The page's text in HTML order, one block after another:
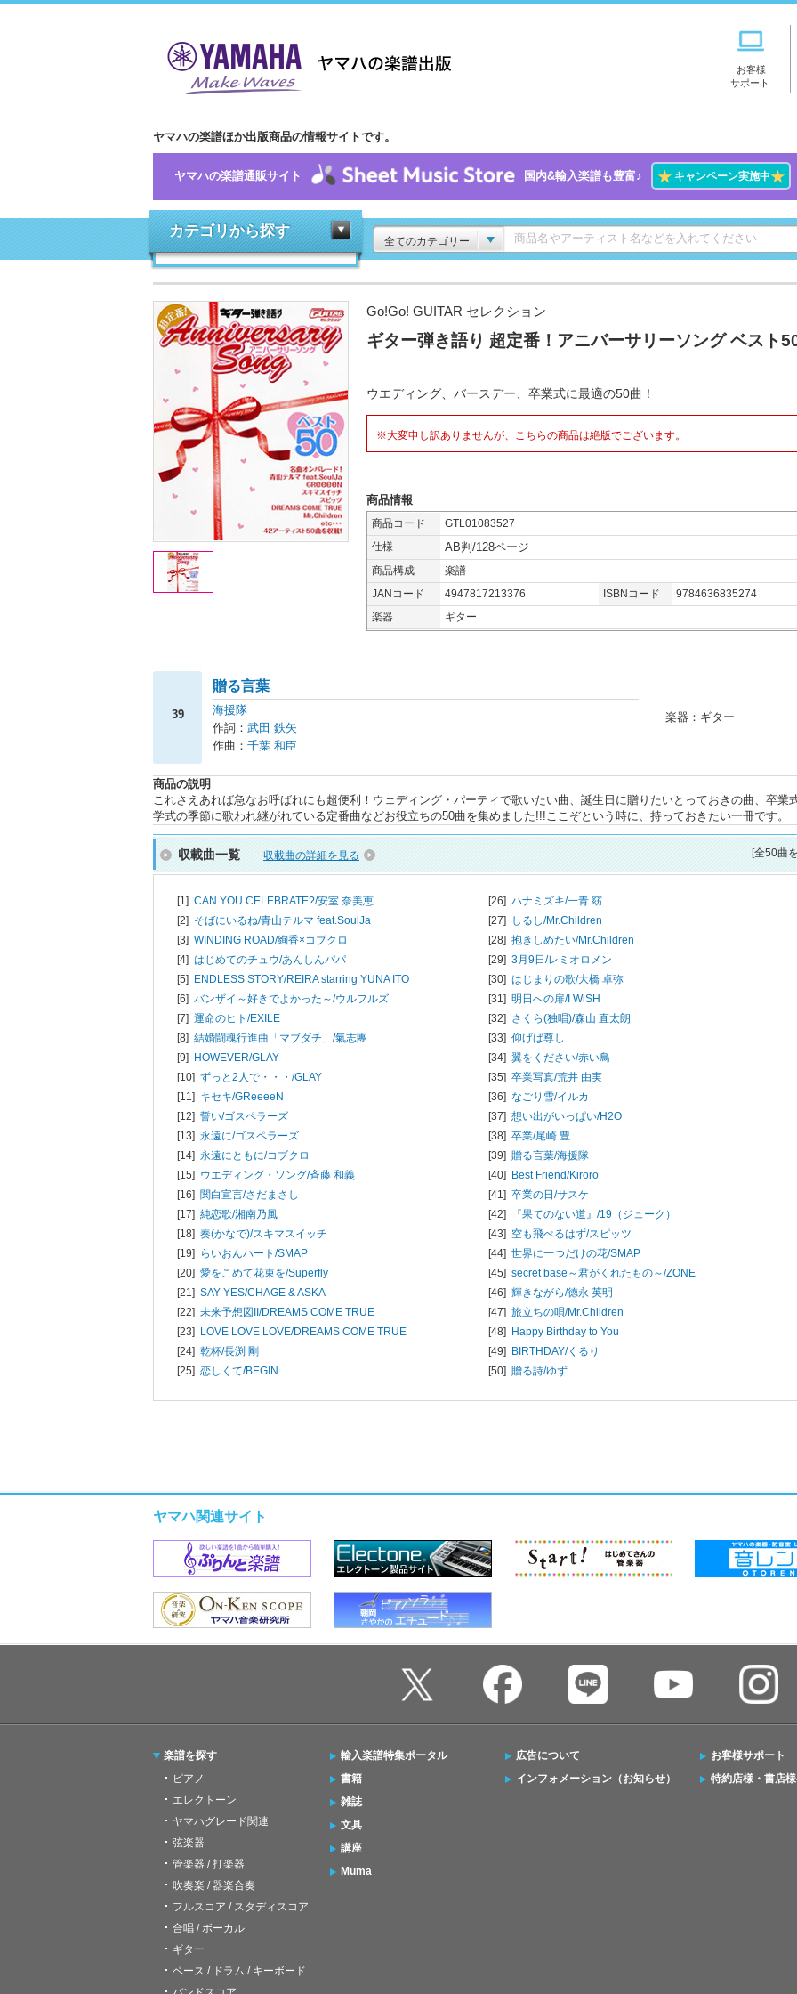
お客様
サポート
ヤマハの楽譜ほか出版商品の情報サイトです。
ヤマハの楽譜通販サイト 国内&輸入楽譜も豊富♪ ★キャンペーン実施中★
カテゴリから探す
全てのカテゴリー
Go!Go! GUITAR セレクション
ギター弾き語り 超定番！アニバーサリーソング ベスト
ウエディング、バースデー、卒業式に最適の50曲！
※大変申し訳ありませんが、こちらの商品は絶版でございます。
商品情報
商品コード
GTL01083527
仕様
AB判/128ページ
商品構成
楽譜
JANコード
4947817213376 ISBNコード
9784636835274
楽器
ギター
39
贈る言葉
海援隊
作詞： 武田 鉄矢
作曲： 千葉 和臣
楽器：ギター
商品の説明
これさえあれば急なお呼ばれにも超便利！ウェディング・パーティで歌いたい曲、誕生日に贈りたいとっておきの曲、卒業
学式の季節に歌われ継がれている定番曲などお役立ちの50曲を集めました!!!ここぞという時に、持っておきたい一冊です。
収載曲一覧 収載曲の詳細を見る [全50曲
[1] CAN YOU CELEBRATE?/安室 奈美恵
[2] そばにいるね/青山テルマ feat.SoulJa
[3] WINDING ROAD/絢香×コブクロ
[4] はじめてのチュウ/あんしんパパ
[5] ENDLESS STORY/REIRA starring YUNA ITO
[6] バンザイ～好きでよかった～/ウルフルズ
[7] 運命のヒト/EXILE
[8] 結婚闘魂行進曲「マブダチ」/氣志團
[9] HOWEVER/GLAY
[10] ずっと2人で・・・/GLAY
[11] キセキ/GReeeeN
[12] 誓い/ゴスペラーズ
[13] 永遠に/ゴスペラーズ
[14] 永遠にともに/コブクロ
[15] ウエディング・ソング/斉藤 和義
[16] 関白宣言/さだまさし
[17] 純恋歌/湘南乃風
[18] 奏(かなで)/スキマスイッチ
[19] らいおんハート/SMAP
[20] 愛をこめて花束を/Superfly
[21] SAY YES/CHAGE & ASKA
[22] 未来予想図II/DREAMS COME TRUE
[23] LOVE LOVE LOVE/DREAMS COME TRUE
[24] 乾杯/長渕 剛
[25] 恋しくて/BEGIN
[26] ハナミズキ/一青 窈
[27] しるし/Mr.Children
[28] 抱きしめたい/Mr.Children
[29] 3月9日/レミオロメン
[30] はじまりの歌/大橋 卓弥
[31] 明日への扉/I WiSH
[32] さくら(独唱)/森山 直太朗
[33] 仰げば尊し
[34] 翼をください/赤い鳥
[35] 卒業写真/荒井 由実
[36] なごり雪/イルカ
[37] 想い出がいっぱい/H2O
[38] 卒業/尾崎 豊
[39] 贈る言葉/海援隊
[40] Best Friend/Kiroro
[41] 卒業の日/サスケ
[42]
『果てのない道』/19（ジューク）
[43] 空も飛べるはず/スピッツ
[44] 世界に一つだけの花/SMAP
[45] secret base～君がくれたもの～/ZONE
[46] 輝きながら/徳永 英明
[47] 旅立ちの唄/Mr.Children
[48] Happy Birthday to You
[49] BIRTHDAY/くるり
[50] 贈る詩/ゆず
ヤマハ関連サイト
楽譜を探す
ピアノ
エレクトーン
ヤマハグレード関連
弦楽器
管楽器 / 打楽器
吹奏楽 / 器楽合奏
フルスコア / スタディスコア
合唱 / ボーカル
ギター
ベース / ドラム / キーボード
輸入楽譜特集ポータル
書籍
雑誌
文具
講座
Muma
広告について
インフォメーション（お知らせ）
お客様サポート
特約店様・書店